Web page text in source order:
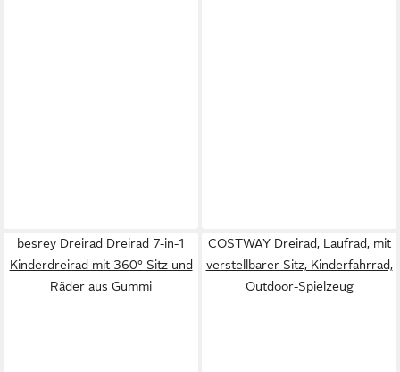
besrey Dreirad Dreirad 7-in-1
Kinderdreirad mit 360° Sitz und
Räder aus Gummi
COSTWAY Dreirad, Laufrad, mit
verstellbarer Sitz, Kinderfahrrad,
Outdoor-Spielzeug